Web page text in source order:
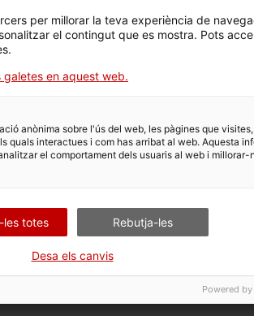
any inclòs.
2 anys inclosos.
per entitat.
ordinaris.
inferiors a 100.000€) i l'1,60%
per millorar la teva experiència de
el contingut que es mostra. Pots
galetes en aquest web.
anònima sobre l'ús del web, les pàgines que
quals interactues i com has arribat al web. Aquesta
el comportament dels usuaris al web i millorar-
totes Rebutja-les
Desa els canvis
Powered by